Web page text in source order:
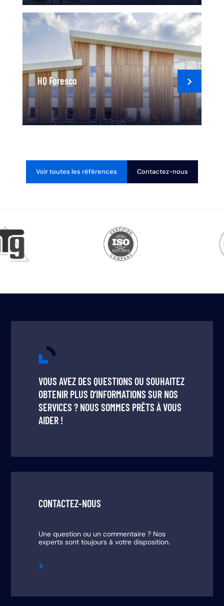
HQ Foresco
Voir toutes les références Contactez-nous
VOUS AVEZ DES QUESTIONS OU SOUHAITEZ
OBTENIR PLUS D’INFORMATIONS SUR NOS
SERVICES ? NOUS SOMMES PRÊTS À VOUS
AIDER !
CONTACTEZ-NOUS
Une question ou un commentaire ? Nos
experts sont toujours à votre disposition.
